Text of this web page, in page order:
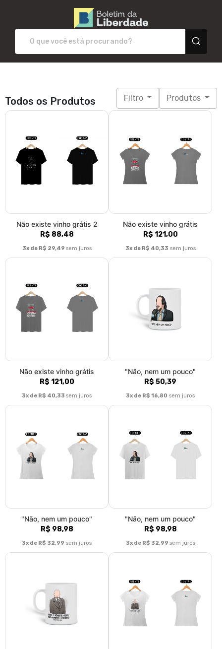
Todos os Produtos Filtro Produtos
Não existe vinho grátis 2
R$ 88,48
3x de R$ 29,49 sem juros
Não existe vinho grátis
R$ 121,00
3x de R$ 40,33 sem juros
Não existe vinho grátis
R$ 121,00
3x de R$ 40,33 sem juros
"Não, nem um pouco"
R$ 50,39
3x de R$ 16,80 sem juros
"Não, nem um pouco"
R$ 98,98
3x de R$ 32,99 sem juros
"Não, nem um pouco"
R$ 98,98
3x de R$ 32,99 sem juros